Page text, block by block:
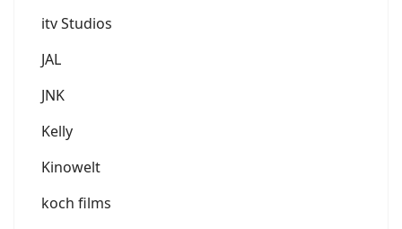
itv Studios
JAL
JNK
Kelly
Kinowelt
koch films